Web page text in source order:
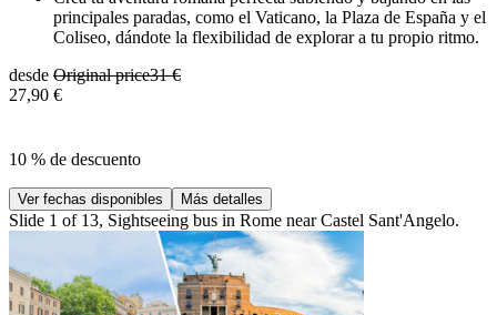
principales paradas, como el Vaticano, la Plaza de España y el
Coliseo, dándote la flexibilidad de explorar a tu propio ritmo.
desde Original price31 €
27,90 €
10 % de descuento
Ver fechas disponibles Más detalles
Slide 1 of 13, Sightseeing bus in Rome near Castel Sant'Angelo.